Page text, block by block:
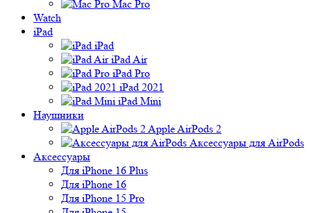
Mac Pro
Watch
iPad
iPad
iPad Air
iPad Pro
iPad 2021
iPad Mini
Наушники
Apple AirPods 2
Аксессуары для AirPods
Аксессуары
Для iPhone 16 Plus
Для iPhone 16
Для iPhone 15 Pro